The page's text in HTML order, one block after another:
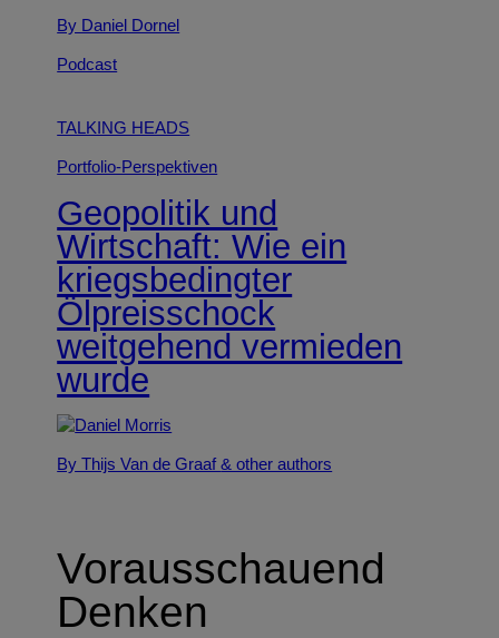
By Daniel Dornel
Podcast
TALKING HEADS
Portfolio-Perspektiven
Geopolitik und
Wirtschaft: Wie ein
kriegsbedingter
Ölpreisschock
weitgehend vermieden
wurde
By Thijs Van de Graaf& other authors
Vorausschauend
Denken